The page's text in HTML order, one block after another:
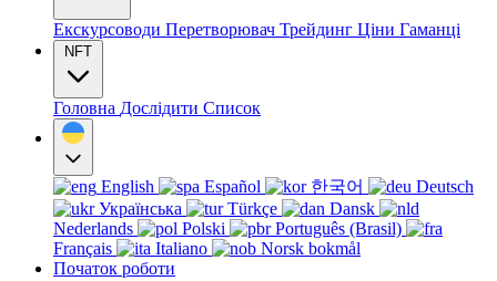
Екскурсоводи Перетворювач Трейдинг Ціни Гаманці
NFT
Головна Дослідити Список
English Español 한국어
Deutsch
Українська
Türkçe
Dansk
Nederlands
Polski
Português (Brasil)
Français
Italiano
Norsk bokmål
Початок роботи